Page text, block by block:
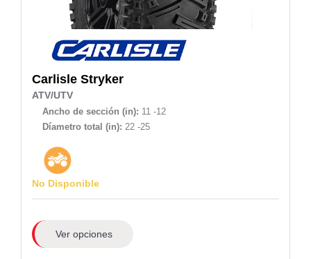
Carlisle Stryker
ATV/UTV
Ancho de sección (in): 11 -12
Díametro total (in): 22 -25
No Disponible
Ver opciones